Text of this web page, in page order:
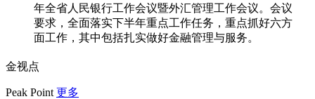
年全省人民银行工作会议暨外汇管理工作会议。会议
要求，全面落实下半年重点工作任务，重点抓好六方
面工作，其中包括扎实做好金融管理与服务。
金视点
Peak Point 更多